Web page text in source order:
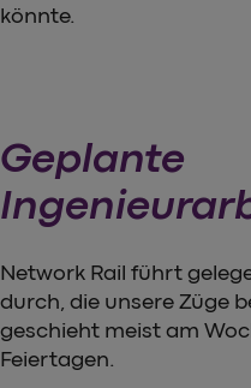
könnte.
Geplante
Network Rail führt
durch, die unsere Züge
geschieht meist am
Feiertagen.